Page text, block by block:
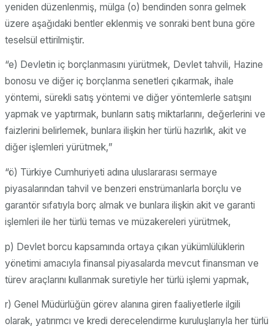
yeniden düzenlenmiş, mülga (o) bendinden sonra gelmek
üzere aşağıdaki bentler eklenmiş ve sonraki bent buna göre
teselsül ettirilmiştir.
“e) Devletin iç borçlanmasını yürütmek, Devlet tahvili, Hazine
bonosu ve diğer iç borçlanma senetleri çıkarmak, ihale
yöntemi, sürekli satış yöntemi ve diğer yöntemlerle satışını
yapmak ve yaptırmak, bunların satış miktarlarını, değerlerini ve
faizlerini belirlemek, bunlara ilişkin her türlü hazırlık, akit ve
diğer işlemleri yürütmek,”
“ö) Türkiye Cumhuriyeti adına uluslararası sermaye
piyasalarından tahvil ve benzeri enstrümanlarla borçlu ve
garantör sıfatıyla borç almak ve bunlara ilişkin akit ve garanti
işlemleri ile her türlü temas ve müzakereleri yürütmek,
p) Devlet borcu kapsamında ortaya çıkan yükümlülüklerin
yönetimi amacıyla finansal piyasalarda mevcut finansman ve
türev araçlarını kullanmak suretiyle her türlü işlemi yapmak,
r) Genel Müdürlüğün görev alanına giren faaliyetlerle ilgili
olarak, yatırımcı ve kredi derecelendirme kuruluşlarıyla her türlü